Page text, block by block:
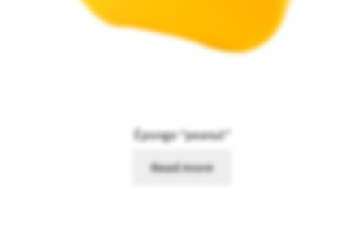
Éponge “peanut”
Read more